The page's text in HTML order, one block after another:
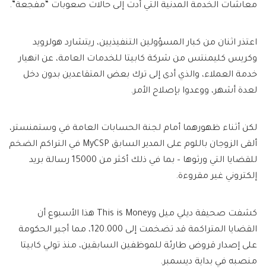
معاشات الخدمة المدنية التي أدت إلى حالات صعوبات “مفجعة”.
اعتذر اثنان من كبار المسؤولين التنفيذيين، ريتشارد هولرويد
وكريس كليمنتس من شركة كابيتا للخدمات العامة، عن انهيار
خدمة العملاء، والذي أدى إلى ترك بعض المتقاعدين بدون دخل
لعدة أشهر، ووعدوا بإصلاح الأمر.
لكن أثناء ظهورهما أمام لجنة الحسابات العامة في وستمنستر،
ألقى الزوجان باللوم على المدير السابق MyCSP في التراكم الضخم
للقضايا التي ورثوها – بما في ذلك أكثر من 15000 رسالة بريد
إلكتروني غير مقروءة.
كشفت صحيفة ديلي ميل وThis is Money هذا الأسبوع أن
القضايا المتراكمة قد تضخمت إلى 120.000، مما أجبر الحكومة
على إصدار قروض طارئة للموظفين السابقين، منذ تولي كابيتا
منصبه في بداية ديسمبر.